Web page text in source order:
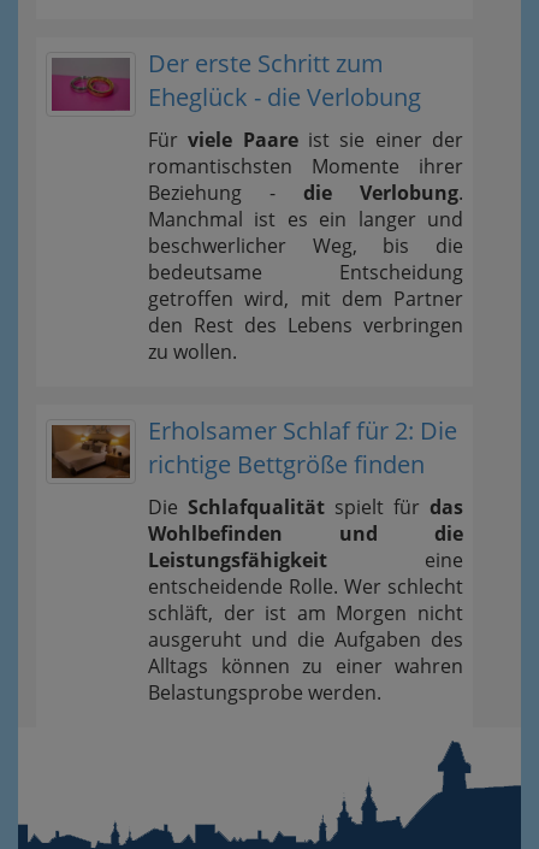
Der erste Schritt zum
Eheglück - die Verlobung
Fürviele Paareist sie einer der
romantischsten Momente ihrer
Beziehung - die Verlobung.
Manchmal ist es ein langer und
beschwerlicher Weg, bis die
bedeutsame Entscheidung
getroffen wird, mit dem Partner
den Rest des Lebens verbringen
zu wollen.
Erholsamer Schlaf für 2: Die
richtige Bettgröße finden
Die Schlafqualität spielt für das
Wohlbefinden und die
Leistungsfähigkeit eine
entscheidende Rolle. Wer schlecht
schläft, der ist am Morgen nicht
ausgeruht und die Aufgaben des
Alltags können zu einer wahren
Belastungsprobe werden.